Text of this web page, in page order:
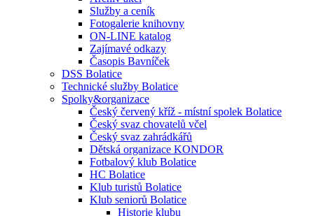
Služby a ceník
Fotogalerie knihovny
ON-LINE katalog
Zajímavé odkazy
Časopis Bavníček
DSS Bolatice
Technické služby Bolatice
Spolky&organizace
Český červený kříž - místní spolek Bolatice
Český svaz chovatelů včel
Český svaz zahrádkářů
Dětská organizace KONDOR
Fotbalový klub Bolatice
HC Bolatice
Klub turistů Bolatice
Klub seniorů Bolatice
Historie klubu